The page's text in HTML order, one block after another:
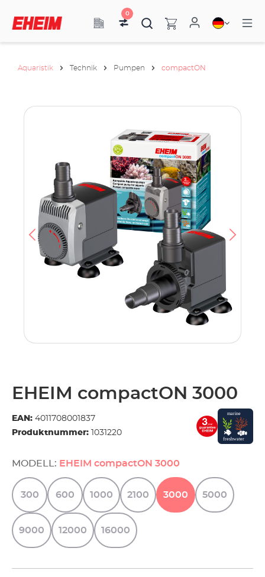
0
Aquaristik Technik Pumpen compactON
EHEIM compactON 3000
EAN: 4011708001837
Produktnummer:
1031220
MODELL: EHEIM compactON 3000
300 600 1000 2100 3000 5000
9000 12000 16000